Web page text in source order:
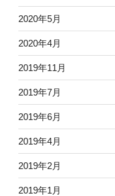
2020年5月
2020年4月
2019年11月
2019年7月
2019年6月
2019年4月
2019年2月
2019年1月